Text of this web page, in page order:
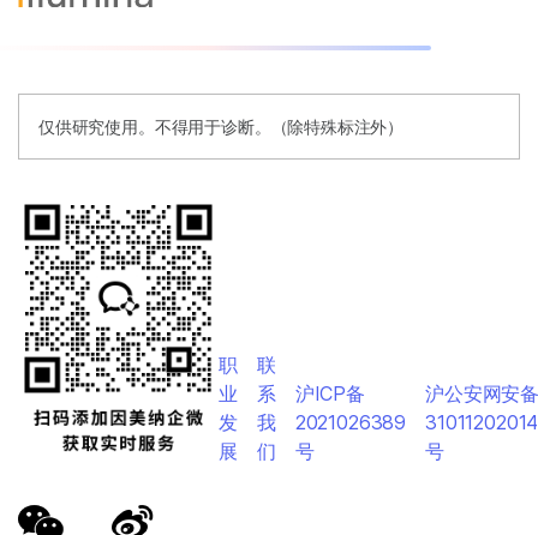
仅供研究使用。不得用于诊断。（除特殊标注外）
职
业
发
展
联
系
我
们
沪ICP备
2021026389
号
沪公安网安
号